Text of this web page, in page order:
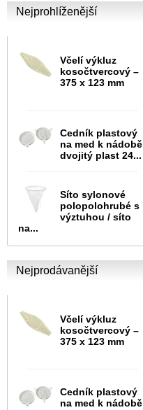
Nejprohlíženější
Včelí výkluz
kosočtvercový –
375 x 123 mm
Cedník plastový
na med k nádobě
dvojitý plast 24...
Síto sylonové
polopolohrubé s
výztuhou / síto
na...
Nejprodávanější
Včelí výkluz
kosočtvercový –
375 x 123 mm
Cedník plastový
na med k nádobě